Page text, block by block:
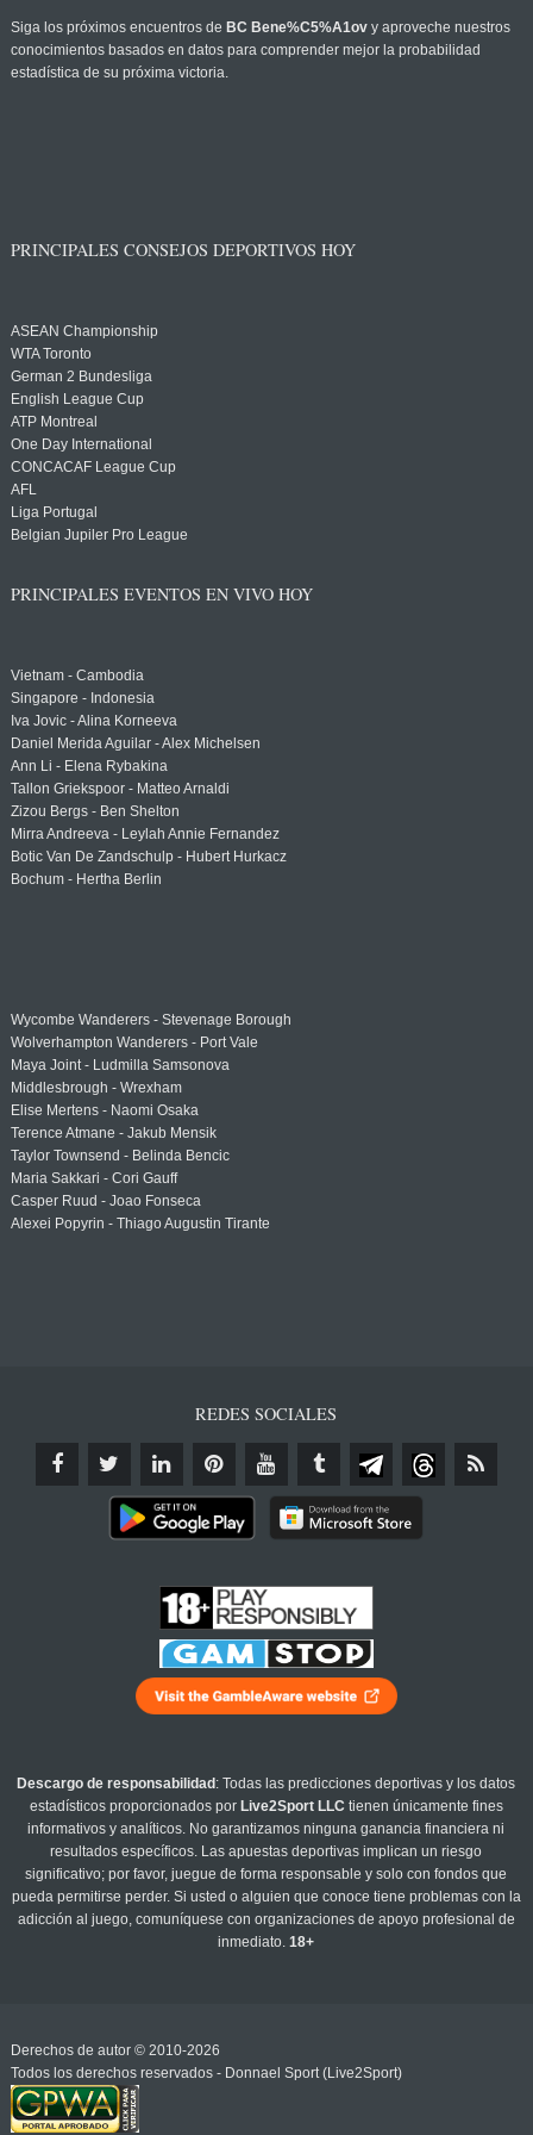
Siga los próximos encuentros de BC Bene%C5%A1ovy aproveche nuestros
conocimientos basados en datos para comprender mejor la probabilidad
estadística de su próxima victoria.
PRINCIPALES CONSEJOS DEPORTIVOS HOY
ASEAN Championship
WTA Toronto
German 2 Bundesliga
English League Cup
ATP Montreal
One Day International
CONCACAF League Cup
AFL
Liga Portugal
Belgian Jupiler Pro League
PRINCIPALES EVENTOS EN VIVO HOY
Vietnam - Cambodia
Singapore - Indonesia
Iva Jovic - Alina Korneeva
Daniel Merida Aguilar - Alex Michelsen
Ann Li - Elena Rybakina
Tallon Griekspoor - Matteo Arnaldi
Zizou Bergs - Ben Shelton
Mirra Andreeva - Leylah Annie Fernandez
Botic Van De Zandschulp - Hubert Hurkacz
Bochum - Hertha Berlin
Wycombe Wanderers - Stevenage Borough
Wolverhampton Wanderers - Port Vale
Maya Joint - Ludmilla Samsonova
Middlesbrough - Wrexham
Elise Mertens - Naomi Osaka
Terence Atmane - Jakub Mensik
Taylor Townsend - Belinda Bencic
Maria Sakkari - Cori Gauff
Casper Ruud - Joao Fonseca
Alexei Popyrin - Thiago Augustin Tirante
REDES SOCIALES
Descargo de responsabilidad : Todas las predicciones deportivas y los datos
estadísticos proporcionados por Live2Sport LLC tienen únicamente fines
informativos y analíticos. No garantizamos ninguna ganancia financiera ni
resultados específicos. Las apuestas deportivas implican un riesgo
significativo; por favor, juegue de forma responsable y solo con fondos que
pueda permitirse perder. Si usted o alguien que conoce tiene problemas con la
adicción al juego, comuníquese con organizaciones de apoyo profesional de
inmediato.18+
Derechos de autor © 2010-2026
Todos los derechos reservados - Donnael Sport (Live2Sport)